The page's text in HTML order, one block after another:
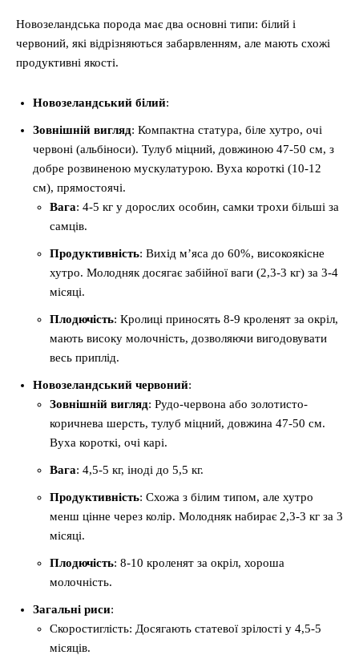
Новозеландська порода має два основні типи: білий і
червоний, які відрізняються забарвленням, але мають схожі
продуктивні якості.
Новозеландський білий:
Зовнішній вигляд: Компактна статура, біле хутро, очі
червоні (альбіноси). Тулуб міцний, довжиною 47-50 см, з
добре розвиненою мускулатурою. Вуха короткі (10-12
см), прямостоячі.
Вага: 4-5 кг у дорослих особин, самки трохи більші за
самців.
Продуктивність: Вихід м’яса до 60%, високоякісне
хутро. Молодняк досягає забійної ваги (2,3-3 кг) за 3-4
місяці.
Плодючість: Кролиці приносять 8-9 кроленят за окріл,
мають високу молочність, дозволяючи вигодовувати
весь приплід.
Новозеландський червоний:
Зовнішній вигляд: Рудо-червона або золотисто-
коричнева шерсть, тулуб міцний, довжина 47-50 см.
Вуха короткі, очі карі.
Вага: 4,5-5 кг, іноді до 5,5 кг.
Продуктивність: Схожа з білим типом, але хутро
менш цінне через колір. Молодняк набирає 2,3-3 кг за 3
місяці.
Плодючість: 8-10 кроленят за окріл, хороша
молочність.
Загальні риси:
Скоростиглість: Досягають статевої зрілості у 4,5-5
місяців.